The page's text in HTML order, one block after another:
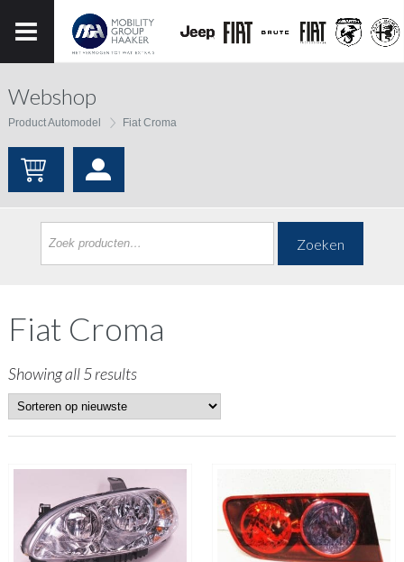
Webshop
Product Automodel Fiat Croma
Zoeken
Fiat Croma
Showing all 5 results